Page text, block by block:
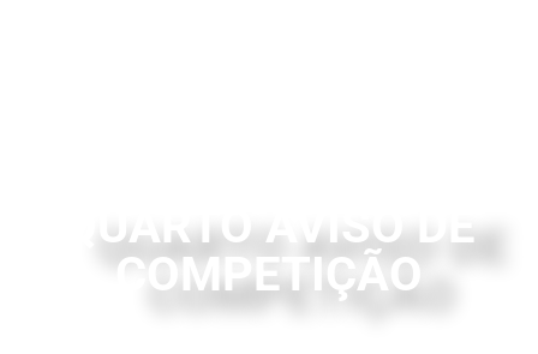
QUARTO AVISO DE
COMPETIÇÃO